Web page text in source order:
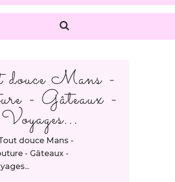
Mans -
- Gâteaux -
Voyages...